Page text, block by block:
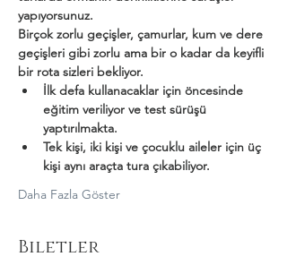
yapıyorsunuz.
Birçok zorlu geçişler, çamurlar, kum ve dere
geçişleri gibi zorlu ama bir o kadar da keyifli
bir rota sizleri bekliyor.
İlk defa kullanacaklar için öncesinde
eğitim veriliyor ve test sürüşü
yaptırılmakta.
Tek kişi, iki kişi ve çocuklu aileler için üç
kişi aynı araçta tura çıkabiliyor.
Daha Fazla Göster
Biletler